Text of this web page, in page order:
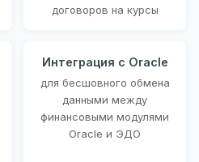
договоров на курсы
Интеграция с Oracle
для бесшовного обмена
данными между
финансовыми модулями
Oracle и ЭДО